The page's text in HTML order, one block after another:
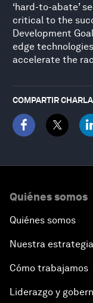
‘hard-to-abate’
critical to the
Development
edge
accelerate the
COMPARTIR CHARLA
Quiénes somos
Quiénes somos
Nuestra estrategia
Cómo trabajamos
Liderazgo y